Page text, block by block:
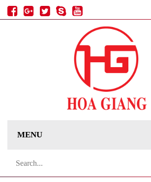
MENU
Search